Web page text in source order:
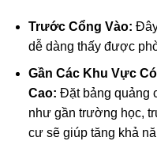
Trước Cổng Vào:
dễ dàng thấy được
Gần Các Khu Vực
Cao: Đặt bảng quảng
như gần trường học,
cư sẽ giúp tăng khả